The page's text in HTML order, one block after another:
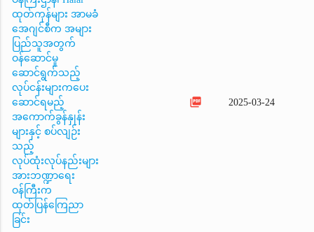
ထုတ်ကုန်များ အာမခံ
အေဂျင်စီက အများ
ပြည်သူအတွက်
ဝန်ဆောင်မှု
ဆောင်ရွက်သည့်
လုပ်ငန်းများကပေး
ဆောင်ရမည့်
အကောက်ခွန်နှုန်း
များနှင့် စပ်လျဉ်း
သည့်
လုပ်ထုံးလုပ်နည်းများ
အားဘဏ္ဍာရေး
ဝန်ကြီးက
ထုတ်ပြန်ကြေညာ
ခြင်း
picture_as_pdf 2025-03-24